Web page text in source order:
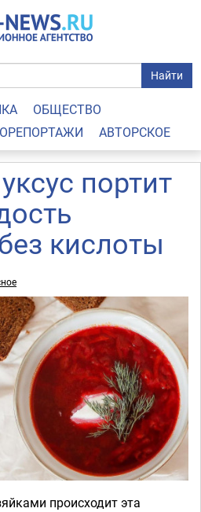
Найти
ОБЩЕСТВО
АВТОРСКОЕ
портит
кислоты
происходит эта